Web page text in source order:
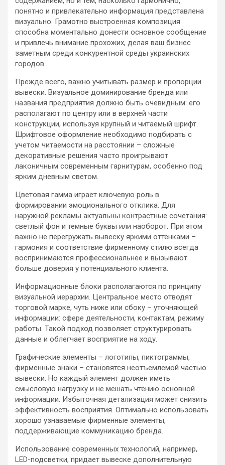
понятно и привлекательно информация представлена
визуально. Грамотно выстроенная композиция
способна моментально донести основное сообщение
и привлечь внимание прохожих, делая ваш бизнес
заметным среди конкурентной среды украинских
городов.
Прежде всего, важно учитывать размер и пропорции
вывески. Визуальное доминирование бренда или
названия предприятия должно быть очевидным: его
располагают по центру или в верхней части
конструкции, используя крупный и читаемый шрифт.
Шрифтовое оформление необходимо подбирать с
учетом читаемости на расстоянии – сложные
декоративные решения часто проигрывают
лаконичным современным гарнитурам, особенно под
ярким дневным светом.
Цветовая гамма играет ключевую роль в
формировании эмоционального отклика. Для
наружной рекламы актуальны контрастные сочетания:
светлый фон и темные буквы или наоборот. При этом
важно не перегружать вывеску яркими оттенками –
гармония и соответствие фирменному стилю всегда
воспринимаются профессиональнее и вызывают
больше доверия у потенциального клиента.
Информационные блоки располагаются по принципу
визуальной иерархии. Центральное место отводят
торговой марке, чуть ниже или сбоку – уточняющей
информации: сфере деятельности, контактам, режиму
работы. Такой подход позволяет структурировать
данные и облегчает восприятие на ходу.
Графические элементы – логотипы, пиктограммы,
фирменные знаки – становятся неотъемлемой частью
вывески. Но каждый элемент должен иметь
смысловую нагрузку и не мешать чтению основной
информации. Избыточная детализация может снизить
эффективность восприятия. Оптимально использовать
хорошо узнаваемые фирменные элементы,
поддерживающие коммуникацию бренда.
Использование современных технологий, например,
LED-подсветки, придает вывеске дополнительную